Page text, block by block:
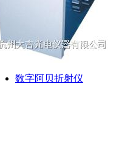
数字阿贝折射仪